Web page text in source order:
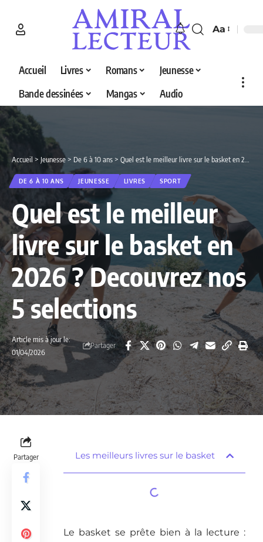
Aa
Accueil Livres Romans
Jeunesse
Bande dessinées
Mangas Audio
Accueil > Jeunesse> De 6 à 10 ans > Quel est le meilleur livre sur le basket en 2026 ? Decouvrez nos 5 selections
DE 6 À 10 ANS JEUNESSE LIVRES SPORT
Quel est le meilleur
livre sur le basket en
2026 ? Decouvrez nos
5 selections
Article mis à jour le:
01/04/2026
Partager
Partager Les meilleurs livres sur le basket
Le basket se prête bien à la lecture :